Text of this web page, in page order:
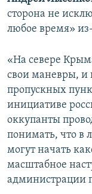
сторона не
любое время»
«На севере
свои маневры, и
пропускных
инициативе
оккупанты
понимать, что в
могут начать
масштабное
администрации